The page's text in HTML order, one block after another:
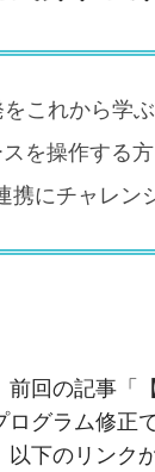
これから学
を操作する方
携にチャレン
前回の記事「
グラム修正
下のリンク